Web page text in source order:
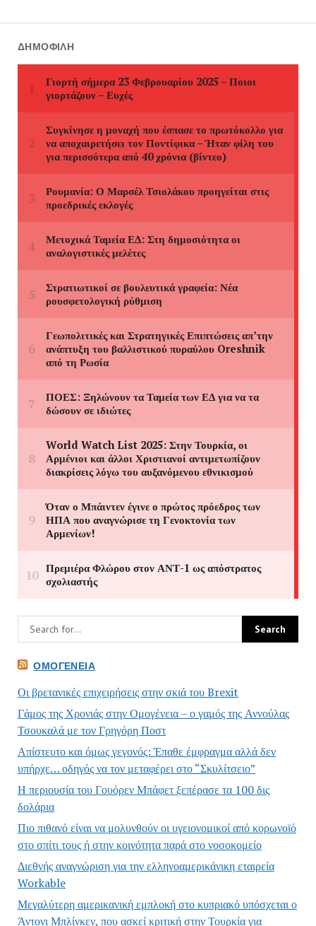
ΔΗΜΟΦΙΛΉ
ΟΜΟΓΈΝΕΙΑ
Οι βρετανικές επιχειρήσεις στην σκιά του Brexit
Γάμος της Χρονιάς στην Ομογένεια – ο γαμός της Αννούλας
Τσουκαλά με τον Γρηγόρη Ποστ
Απίστευτο και όμως γεγονός: Έπαθε έμφραγμα αλλά δεν
υπήρχε… οδηγός να τον μεταφέρει στο “Σκυλίτσειο”
Η περιουσία του Γουόρεν Μπάφετ ξεπέρασε τα 100 δις
δολάρια
Πιο πιθανό είναι να μολυνθούν οι υγειονομικοί από κορωνοϊό
στο σπίτι τους ή στην κοινότητα παρά στο νοσοκομείο
Διεθνής αναγνώριση για την ελληνοαμερικάνικη εταιρεία
Workable
Μεγαλύτερη αμερικανική εμπλοκή στο κυπριακό υπόσχεται ο
Άντονι Μπλίνκεν, που ασκεί κριτική στην Τουρκία για